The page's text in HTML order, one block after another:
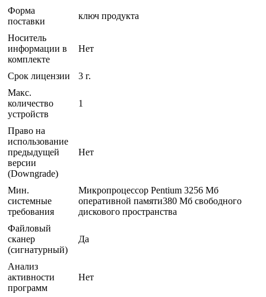
Форма
поставки
ключ продукта
Носитель
информации в
комплекте
Нет
Срок лицензии
3 г.
Макс.
количество
устройств
1
Право на
использование
предыдущей
версии
(Downgrade)
Нет
Мин.
системные
требования
Микропроцессор Pentium 3256 Мб
оперативной памяти380 Мб свободного
дискового пространства
Файловый
сканер
(сигнатурный)
Да
Анализ
активности
программ
Нет